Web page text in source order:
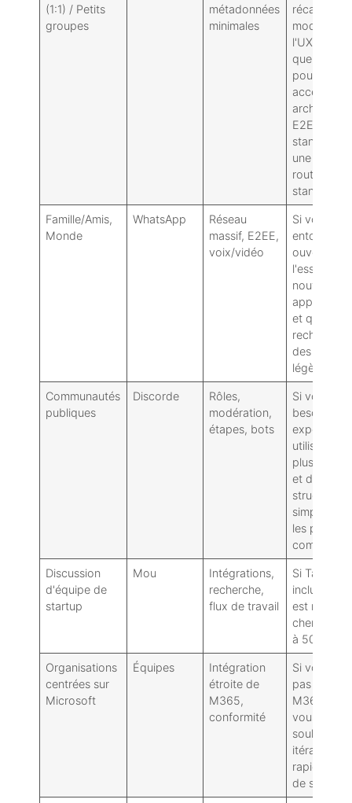
(1:1) / Petits
groupes
métadonnées
minimales
modernes
l'UX et l'IA
que vous
pouvez
accepter
E2EE non
standard
une feuille
route non
standard),
Famille/Amis,
Monde
WhatsApp
Réseau
massif, E2EE,
voix/vidéo
Si votre
entourage
ouvert à
l'essai de
nouvelles
et que
recherchez
des
légères et
Communautés
publiques
Discorde
Rôles,
modération,
étapes, bots
Si vous
besoin
expérience
utilisateur
plus
et d'une
structure
simple
les petites
Discussion
d'équipe de
startup
Mou
Intégrations,
recherche,
flux de travail
Si Tandoo
inclut l'IA et
est moins
cher pour
à 50
Organisations
centrées sur
Microsoft
Équipes
Intégration
étroite de
M365,
conformité
Si vous
pas
M365 et
vous
souhaitez
itération
rapide et
de